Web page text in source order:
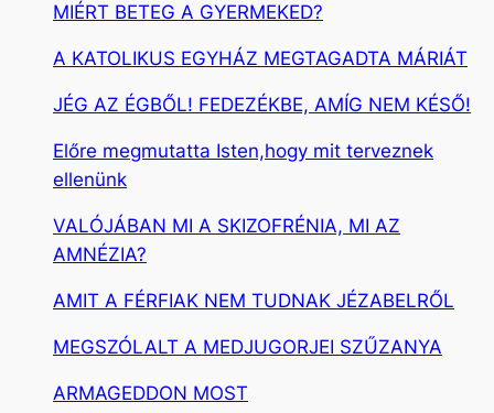
MIÉRT BETEG A GYERMEKED?
A KATOLIKUS EGYHÁZ MEGTAGADTA MÁRIÁT
JÉG AZ ÉGBŐL! FEDEZÉKBE, AMÍG NEM KÉSŐ!
Előre megmutatta Isten,hogy mit terveznek
ellenünk
VALÓJÁBAN MI A SKIZOFRÉNIA, MI AZ
AMNÉZIA?
AMIT A FÉRFIAK NEM TUDNAK JÉZABELRŐL
MEGSZÓLALT A MEDJUGORJEI SZŰZANYA
ARMAGEDDON MOST